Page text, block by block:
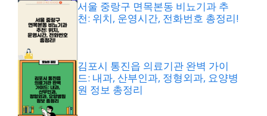
서울 중랑구 면목본동 비뇨기과 추
천: 위치, 운영시간, 전화번호 총정리!
김포시 통진읍 의료기관 완벽 가이
드: 내과, 산부인과, 정형외과, 요양병
원 정보 총정리